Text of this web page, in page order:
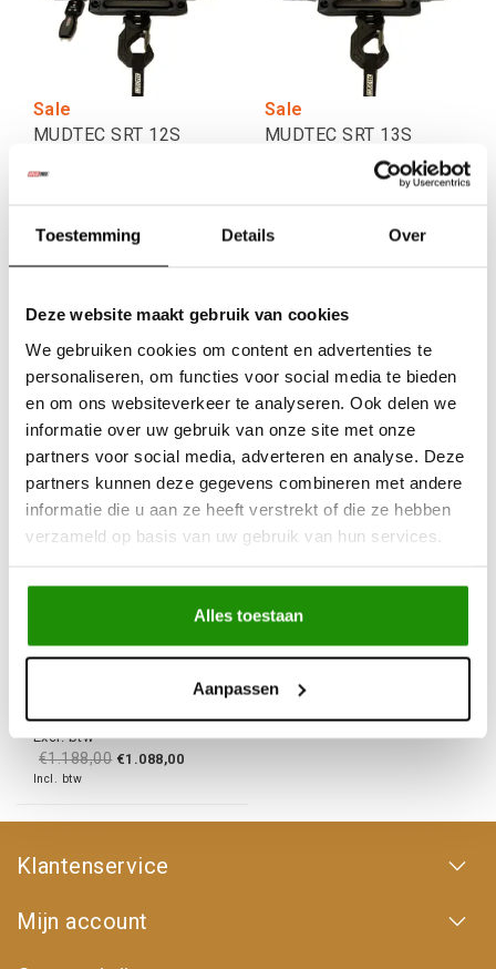
Toestemming Details Over
Deze website maakt gebruik van cookies
We gebruiken cookies om content en advertenties te
personaliseren, om functies voor social media te bieden
en om ons websiteverkeer te analyseren. Ook delen we
informatie over uw gebruik van onze site met onze
partners voor social media, adverteren en analyse. Deze
partners kunnen deze gegevens combineren met andere
informatie die u aan ze heeft verstrekt of die ze hebben
verzameld op basis van uw gebruik van hun services.
Alles toestaan
Aanpassen
Sale
MUDTEC SRT 12S
Synthetic Rope
€652,07 €587,60
Excl. btw
Incl. btw
Sale
MUDTEC SRT 13S
Winch, 7.2HP, 6123 kg,
Synthetic Rope
€734,71 €660,33
Incl. btw
MUDTEC SRX13500
12V, Wireless Clutch
Excl. btw
€1.188,00 €1.088,00
Incl. btw
Klantenservice
Mijn account